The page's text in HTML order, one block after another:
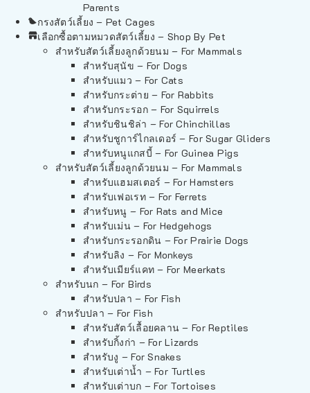
Parents
กรงสัตว์เลี้ยง – Pet Cages
เลือกซื้อตามหมวดสัตว์เลี้ยง – Shop By Pet
สำหรับสัตว์เลี้ยงลูกด้วยนม – For Mammals
สำหรับสุนัข – For Dogs
สำหรับแมว – For Cats
สำหรับกระต่าย – For Rabbits
สำหรับกระรอก – For Squirrels
สำหรับชินชิล่า – For Chinchillas
สำหรับชูการ์ไกลเดอร์ – For Sugar Gliders
สำหรับหนูแกสบี้ – For Guinea Pigs
สำหรับสัตว์เลี้ยงลูกด้วยนม – For Mammals
สำหรับแฮมสเตอร์ – For Hamsters
สำหรับเฟอเรท – For Ferrets
สำหรับหนู – For Rats and Mice
สำหรับเม่น – For Hedgehogs
สำหรับกระรอกดิน – For Prairie Dogs
สำหรับลิง – For Monkeys
สำหรับเมียร์แคท – For Meerkats
สำหรับนก – For Birds
สำหรับปลา – For Fish
สำหรับปลา – For Fish
สำหรับสัตว์เลื้อยคลาน – For Reptiles
สำหรับกิ้งก่า – For Lizards
สำหรับงู – For Snakes
สำหรับเต่าน้ำ – For Turtles
สำหรับเต่าบก – For Tortoises